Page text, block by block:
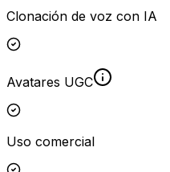
Clonación de voz con IA
Avatares UGC
Uso comercial